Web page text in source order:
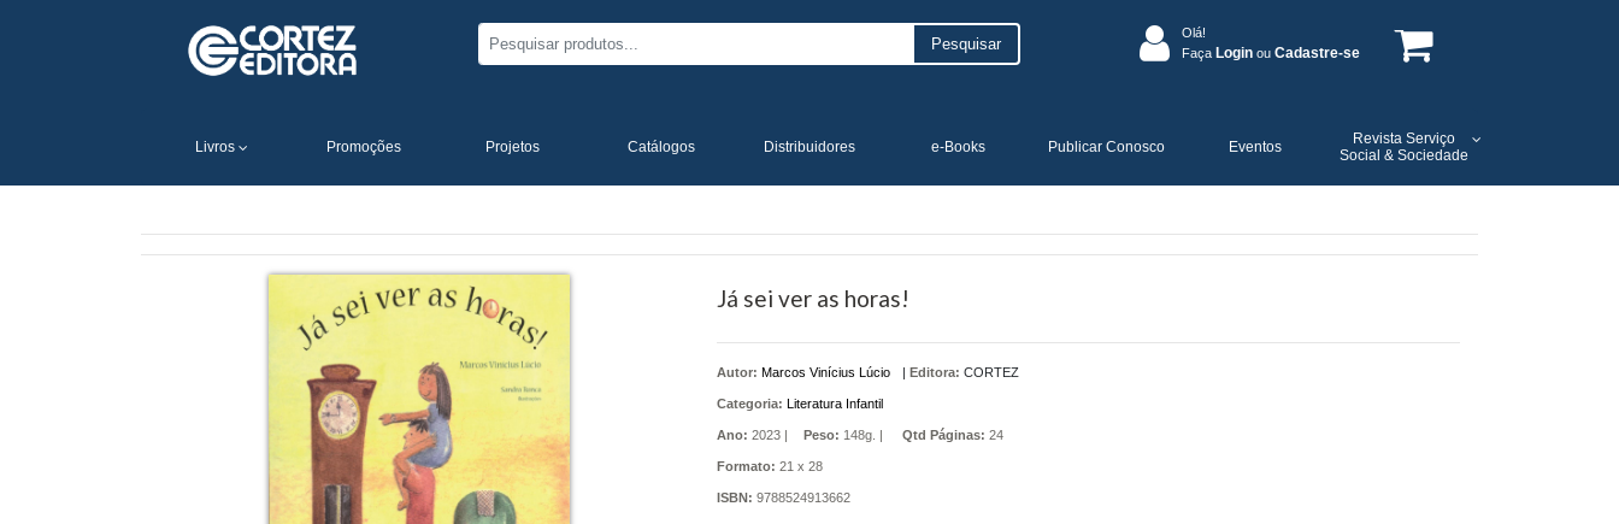
Pesquisar
Olá!
Faça Login ou Cadastre-se
Livros Promoções Projetos Catálogos Distribuidores e-Books Publicar Conosco Eventos
Revista Serviço
Social & Sociedade
Já sei ver as horas!
Autor: Marcos Vinícius Lúcio | Editora: CORTEZ
Categoria: Literatura Infantil
Ano: 2023 | Peso: 148g. | Qtd Páginas: 24
Formato: 21 x 28
ISBN: 9788524913662